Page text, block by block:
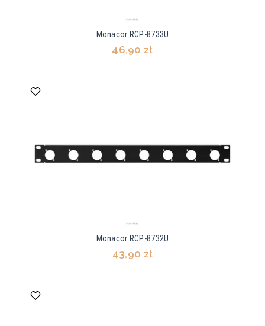
Monacor RCP-8733U
46,90 zł
Monacor RCP-8732U
43,90 zł